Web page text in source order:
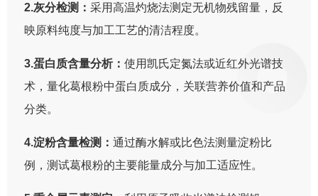
2.灰分检测：采用高温灼烧法测定无机物残留量，反
映原料纯度与加工工艺的清洁程度。
3.蛋白质含量分析：使用凯氏定氮法或近红外光谱技
术，量化葛根粉中蛋白质成分，关联营养价值和产品
分类。
4.淀粉含量检测：通过酶水解或比色法测量淀粉比
例，测试葛根粉的主要能量成分与加工适应性。